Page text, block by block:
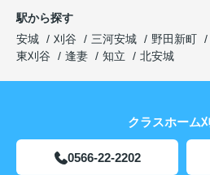
駅から探す
安城
刈谷 三河安城 野田新町
東刈谷
逢妻 知立 北安城
クラスホーム
0566-22-2202